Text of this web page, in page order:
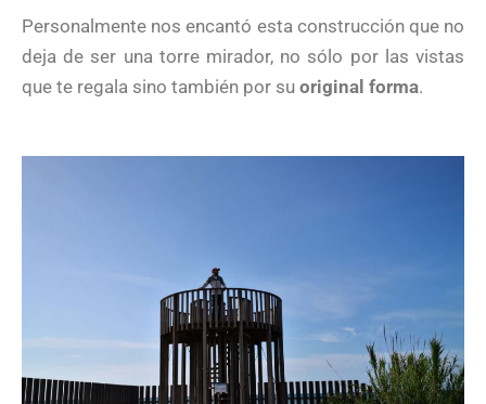
Personalmente nos encantó esta construcción que no
deja de ser una torre mirador, no sólo por las vistas
que te regala sino también por su original forma.